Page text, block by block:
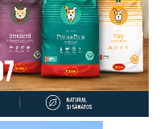
DeVorbaCuAntreprenorii/
cu Antreprenorii” AICI: